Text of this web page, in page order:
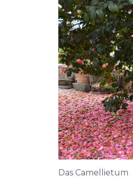
Das Camellietum